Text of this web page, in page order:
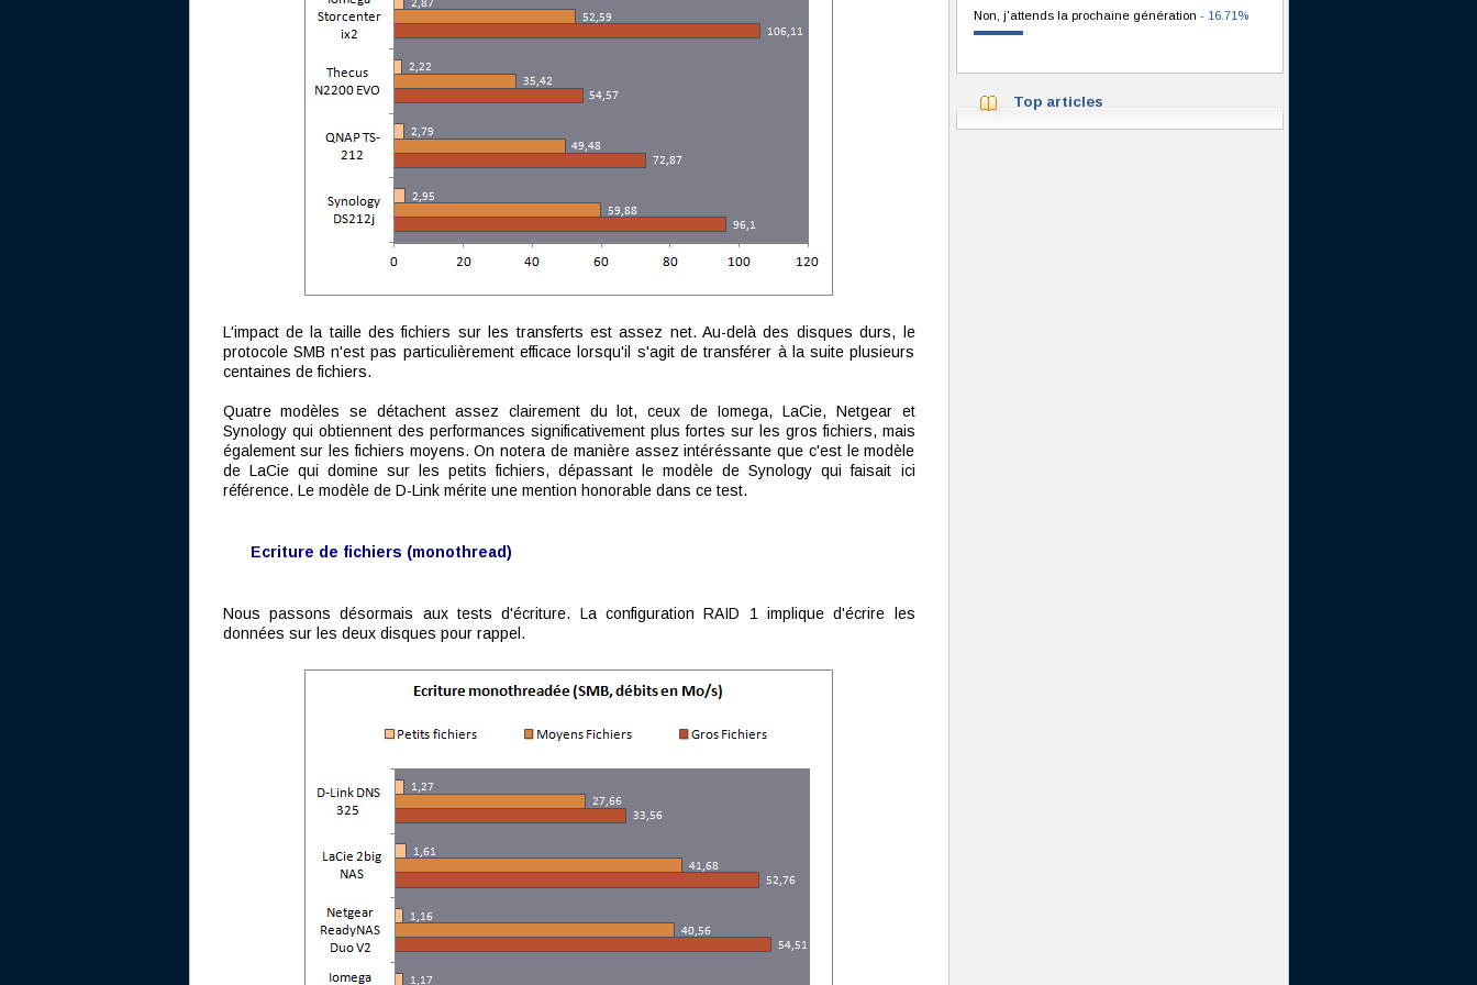
L'impact de la taille des fichiers sur les transferts est assez net. Au-delà des disques durs, le
protocole SMB n'est pas particulièrement efficace lorsqu'il s'agit de transférer à la suite plusieurs
centaines de fichiers.
Quatre modèles se détachent assez clairement du lot, ceux de Iomega, LaCie, Netgear et
Synology qui obtiennent des performances significativement plus fortes sur les gros fichiers, mais
également sur les fichiers moyens. On notera de manière assez intéréssante que c'est le modèle
de LaCie qui domine sur les petits fichiers, dépassant le modèle de Synology qui faisait ici
référence. Le modèle de D-Link mérite une mention honorable dans ce test.
Ecriture de fichiers (monothread)
Nous passons désormais aux tests d'écriture. La configuration RAID 1 implique d'écrire les
données sur les deux disques pour rappel.
Non, j'attends la prochaine génération - 16.71%
Top articles